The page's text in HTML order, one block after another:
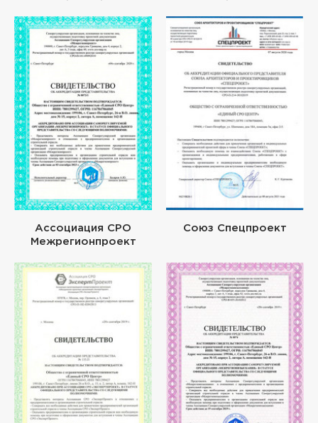
Ассоциация СРО
Межрегионпроект
Союз Спецпроект